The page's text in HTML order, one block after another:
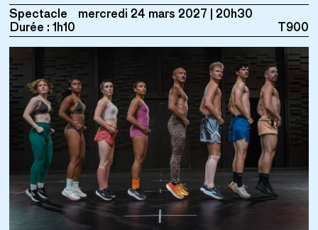
Spectacle mercredi 24 mars 2027
20h30
Durée : 1h10
T900